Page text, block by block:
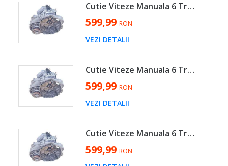
Cutie Viteze Manuala 6 Trepte Cod KDN Seat Leon 1P 2.0 TDI 2004 - 2013 Cod 02Q300042S [X3006]
599,99 RON
VEZI DETALII
Cutie Viteze Manuala 6 Trepte Cod KNS Volkswagen Golf 5 2.0 TDI 2004 - 2009 Cod 02Q300042S [X3006]
599,99 RON
VEZI DETALII
Cutie Viteze Manuala 6 Trepte Cod HDV Volkswagen Jetta 2.0 TDI 2006 - 2011 Cod 02Q300042S [X3006]
599,99 RON